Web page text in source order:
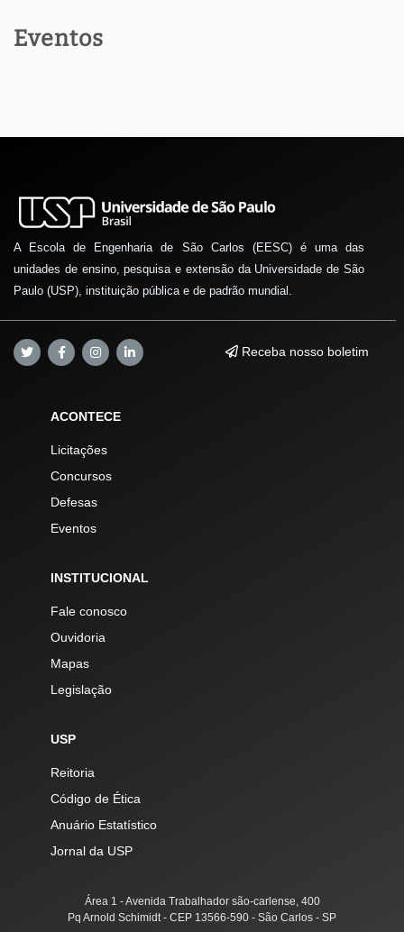
Eventos
A Escola de Engenharia de São Carlos (EESC) é uma das
unidades de ensino, pesquisa e extensão da Universidade de São
Paulo (USP), instituição pública e de padrão mundial.
Receba nosso boletim
ACONTECE
Licitações
Concursos
Defesas
Eventos
INSTITUCIONAL
Fale conosco
Ouvidoria
Mapas
Legislação
USP
Reitoria
Código de Ética
Anuário Estatístico
Jornal da USP
Área 1 - Avenida Trabalhador são-carlense, 400
Pq Arnold Schimidt - CEP 13566-590 - São Carlos - SP